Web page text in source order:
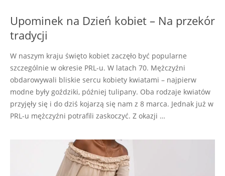
Upominek na Dzień kobiet – Na przekór
tradycji
W naszym kraju święto kobiet zaczęło być popularne
szczególnie w okresie PRL-u. W latach 70. Mężczyźni
obdarowywali bliskie sercu kobiety kwiatami – najpierw
modne były goździki, później tulipany. Oba rodzaje kwiatów
przyjęły się i do dziś kojarzą się nam z 8 marca. Jednak już w
PRL-u mężczyźni potrafili zaskoczyć. Z okazji …